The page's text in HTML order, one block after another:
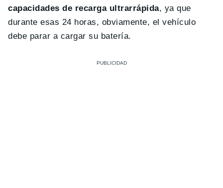
capacidades de recarga ultrarrápida, ya que
durante esas 24 horas, obviamente, el vehículo
debe parar a cargar su batería.